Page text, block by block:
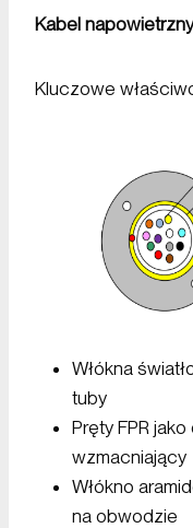
Kabel
Kluczowe
Włókna
tuby
Pręty FPR
wzmacniający
Włókno
na obwodzie